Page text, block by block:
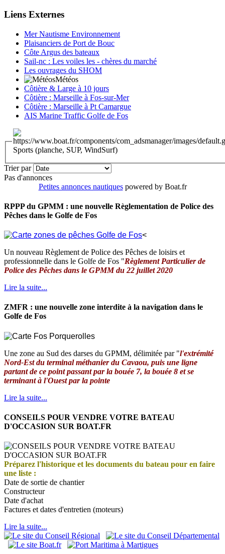
Liens Externes
Mer Nautisme Environnement
Plaisanciers de Port de Bouc
Côte Argus des bateaux
Sail-nc : Les voiles les - chères du marché
Les ouvrages du SHOM
Météos
Côtière & Large à 10 jours
Côtière : Marseille à Fos-sur-Mer
Côtière : Marseille à Pt Camargue
AIS Marine Traffic Golfe de Fos
Sports (planche, SUP, WindSurf)
Trier par
Pas d'annonces
Petites annonces nautiquespowered by Boat.fr
RPPP du GPMM : une nouvelle Règlementation de Police des
Pêches dans le Golfe de Fos
<
Un nouveau Règlement de Police des Pêches de loisirs et
professionnelle dans le Golfe de Fos "Règlement Particulier de
Police des Pêches dans le GPMM du 22 juillet 2020
Lire la suite...
ZMFR : une nouvelle zone interdite à la navigation dans le
Golfe de Fos
Une zone au Sud des darses du GPMM, délimitée par "l'extrémité
Nord-Est du terminal méthanier du Cavaou, puis une ligne
partant de ce point passant par la bouée 7, la bouée 8 et se
terminant à l'Ouest par la pointe
Lire la suite...
CONSEILS POUR VENDRE VOTRE BATEAU
D'OCCASION SUR BOAT.FR
Préparez l'historique et les documents du bateau pour en faire
une liste :
Date de sortie de chantier
Constructeur
Date d'achat
Factures et dates d'entretien (moteurs)
Lire la suite...